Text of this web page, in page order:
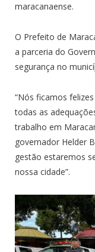
maracanaense.
O Prefeito de
a parceria do
segurança no
“Nós ficamos
todas as
trabalho em
governador Helder
gestão estaremos
nossa cidade”.